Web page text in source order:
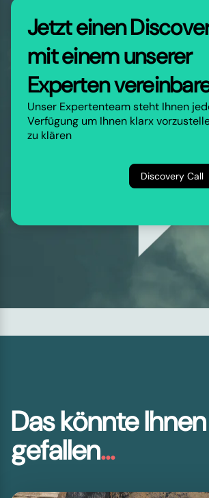
Jetzt einen
mit einem unserer
Experten
Unser Expertenteam steht Ihnen
Verfügung um Ihnen klarx
zu klären
Discovery Call
Das könnte
gefallen...